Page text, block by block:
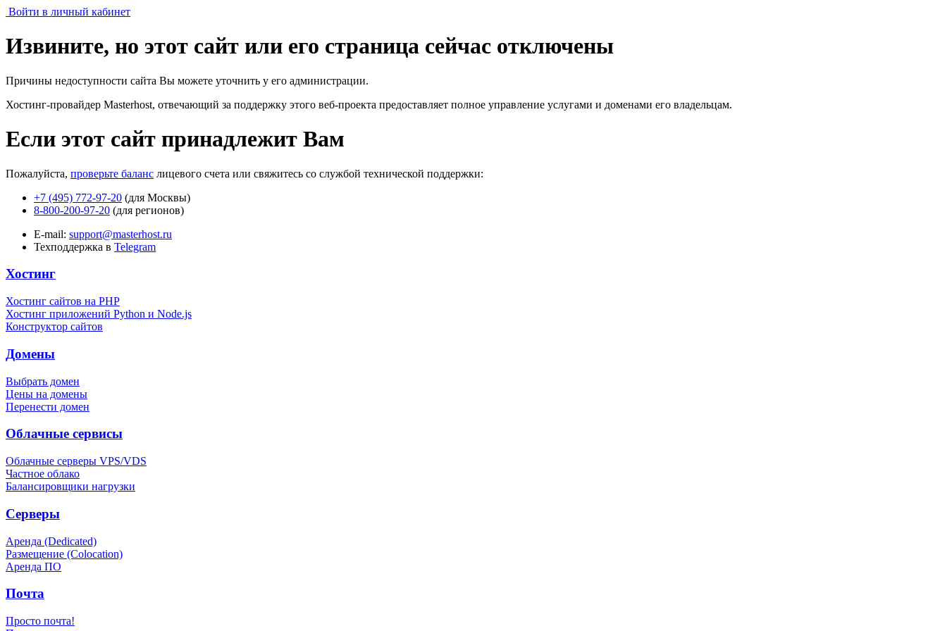
Войти в личный кабинет
Извините, но этот сайт или его страница сейчас отключены
Причины недоступности сайта Вы можете уточнить у его администрации.
Хостинг-провайдер Masterhost, отвечающий за поддержку этого веб-проекта предоставляет полное управление услугами и доменами его владельцам.
Если этот сайт принадлежит Вам
Пожалуйста, проверьте баланс лицевого счета или свяжитесь со службой технической поддержки:
+7 (495) 772-97-20 (для Москвы)
8-800-200-97-20 (для регионов)
E-mail: support@masterhost.ru
Техподдержка в Telegram
Хостинг
Хостинг сайтов на PHP
Хостинг приложений Python и Node.js
Конструктор сайтов
Домены
Выбрать домен
Цены на домены
Перенести домен
Облачные сервисы
Облачные серверы VPS/VDS
Частное облако
Балансировщики нагрузки
Серверы
Аренда (Dedicated)
Размещение (Colocation)
Аренда ПО
Почта
Просто почта!